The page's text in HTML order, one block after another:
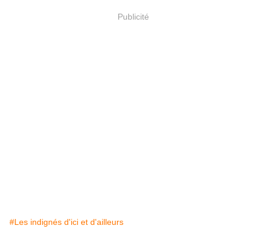
Publicité
#Les indignés d'ici et d'ailleurs